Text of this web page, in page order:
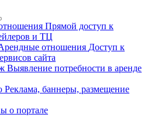
Прямой доступ к
и ТЦ
отношения Доступ к
сайта
Выявление потребности в аренде
Реклама, баннеры, размещение
о портале